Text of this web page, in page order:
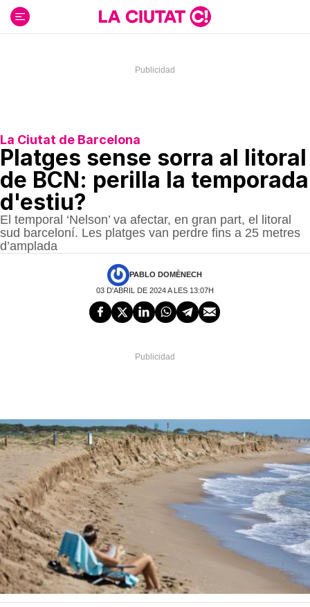
contenido
La Ciutat de Barcelona
Platges sense sorra al litoral
de BCN: perilla la temporada
d'estiu?
El temporal ‘Nelson’ va afectar, en gran part, el litoral
sud barceloní. Les platges van perdre fins a 25 metres
d’amplada
PABLO DOMÈNECH
03 D'ABRIL DE 2024 A LES 13:07H